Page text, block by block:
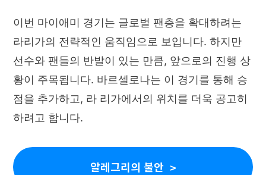
이번 마이애미 경기는 글로벌 팬층을 확대하려는
라리가의 전략적인 움직임으로 보입니다. 하지만
선수와 팬들의 반발이 있는 만큼, 앞으로의 진행 상
황이 주목됩니다. 바르셀로나는 이 경기를 통해 승
점을 추가하고, 라 리가에서의 위치를 더욱 공고히
하려고 합니다.
알레그리의 불안